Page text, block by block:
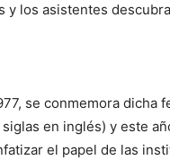
y los asistentes
se conmemora
en inglés) y este
el papel de las